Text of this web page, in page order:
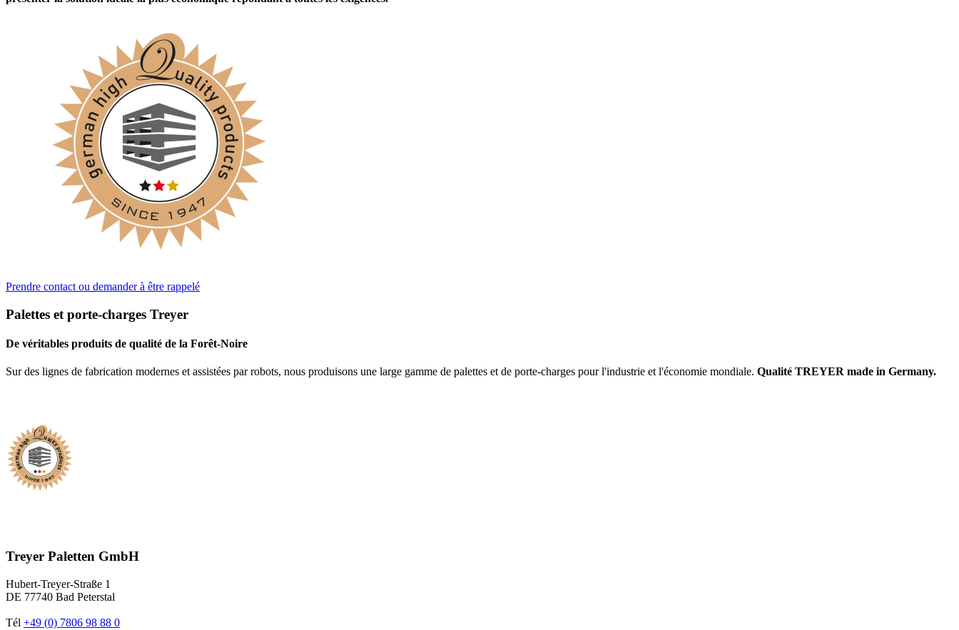
Prendre contact ou demander à être rappelé
Palettes et porte-charges Treyer
De véritables produits de qualité de la Forêt-Noire
Sur des lignes de fabrication modernes et assistées par robots, nous produisons une large gamme de palettes et de porte-charges pour l'industrie et l'économie mondiale. Qualité TREYER made in Germany.
Treyer Paletten GmbH
Hubert-Treyer-Straße 1
DE 77740 Bad Peterstal
Tél +49 (0) 7806 98 88 0